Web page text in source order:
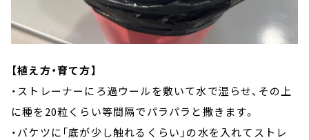
【植え方・育て方】
・ストレーナーにろ過ウールを敷いて水で湿らせ、その上
に種を20粒くらい等間隔でパラパラと撒きます。
・バケツに「底が少し触れるくらい」の水を入れてストレ